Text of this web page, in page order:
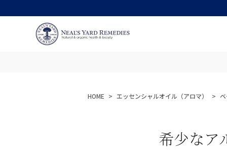
HOME エッセンシャルオイル（アロマ）
希少なア